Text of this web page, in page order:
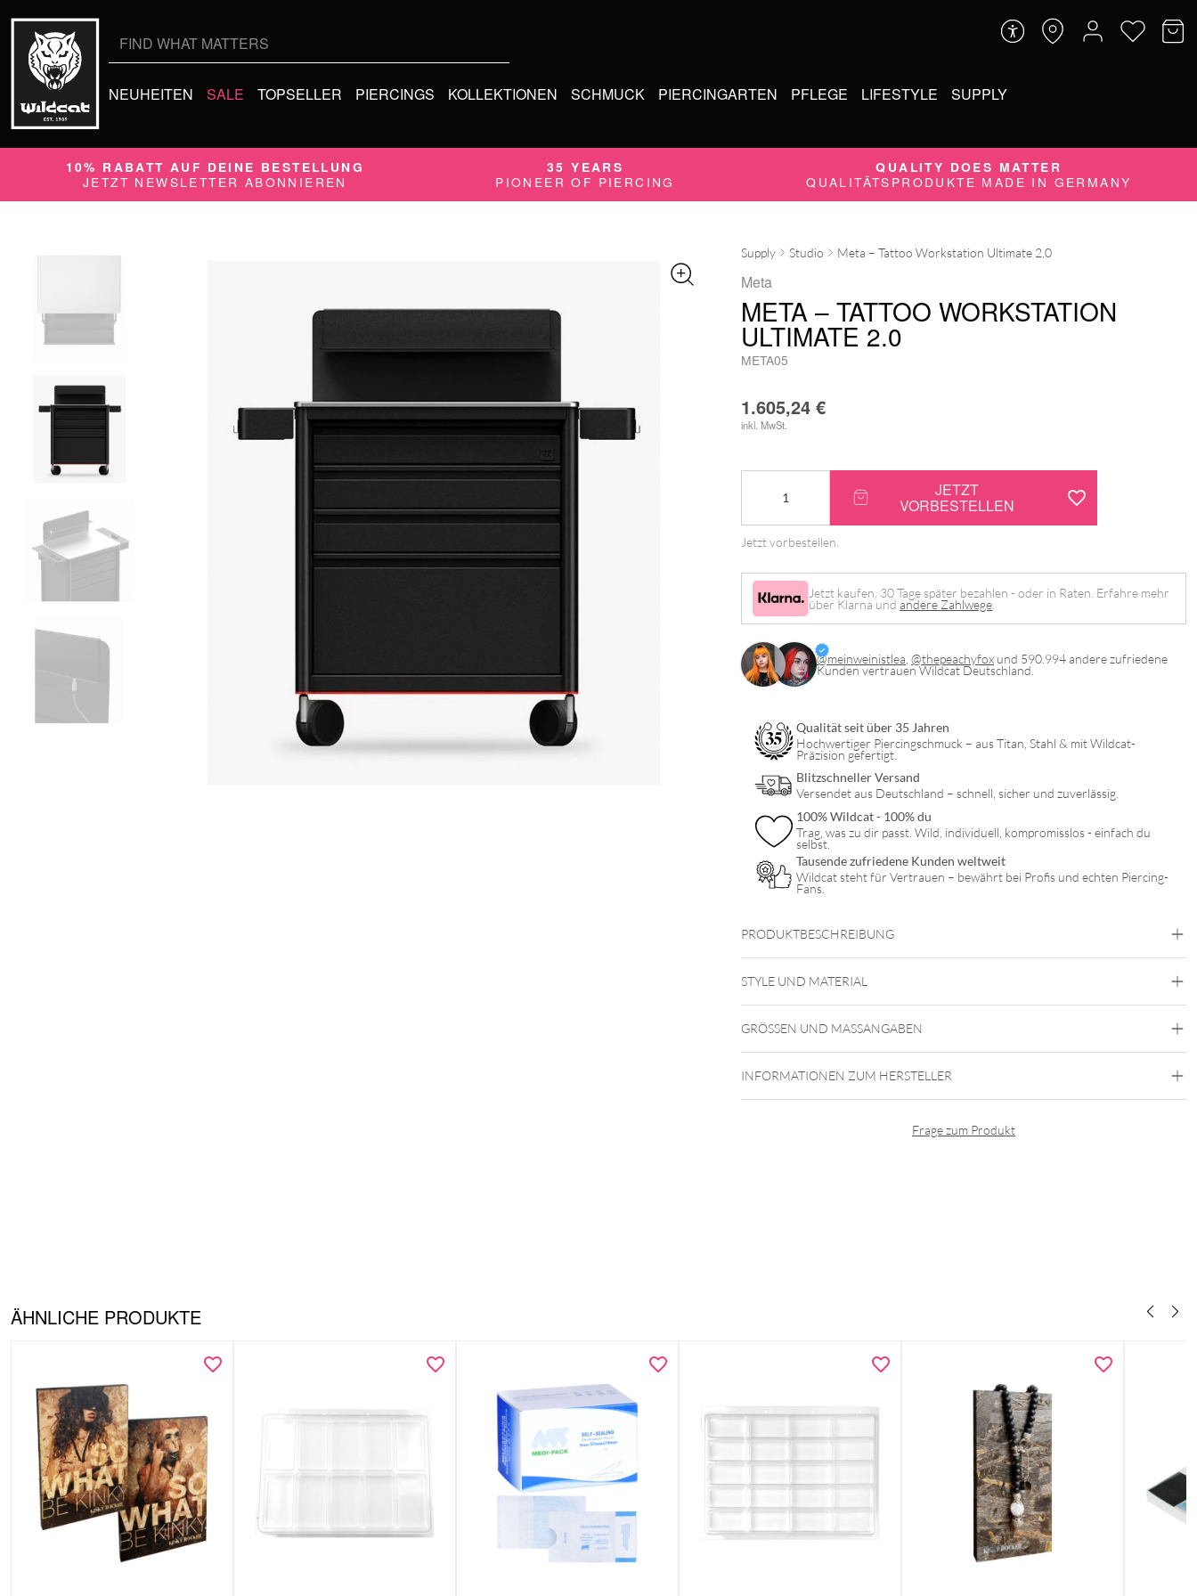
NEUHEITEN SALE TOPSELLER PIERCINGS KOLLEKTIONEN SCHMUCK PIERCINGARTEN PFLEGE LIFESTYLE SUPPLY
10% RABATT AUF DEINE BESTELLUNG
JETZT NEWSLETTER ABONNIEREN
35 YEARS
PIONEER OF PIERCING
QUALITY DOES MATTER
QUALITÄTSPRODUKTE MADE IN GERMANY
Supply Studio Meta – Tattoo Workstation Ultimate 2.0
Meta
META – TATTOO WORKSTATION
ULTIMATE 2.0
META05
1.605,24 €
inkl. MwSt.
Ultimate
JETZT
VORBESTELLEN
Jetzt vorbestellen.
Jetzt kaufen, 30 Tage später bezahlen - oder in Raten. Erfahre mehr
über Klarna undandere Zahlwege
@meinweinistlea @thepeachyfox und 590.994 andere zufriedene
Kunden vertrauen Wildcat Deutschland.
Qualität seit über 35 Jahren
Hochwertiger Piercingschmuck – aus Titan, Stahl & mit Wildcat-
Präzision gefertigt.
Blitzschneller Versand
Versendet aus Deutschland – schnell, sicher und zuverlässig.
100% Wildcat - 100% du
Trag, was zu dir passt. Wild, individuell, kompromisslos - einfach du
selbst.
Tausende zufriedene Kunden weltweit
Wildcat steht für Vertrauen – bewährt bei Profis und echten Piercing-
Fans.
PRODUKTBESCHREIBUNG
Hergestellt in Europa
Kompaktes Volumen und bis zu 50 % mehr Arbeitsraum
Kompaktes Design, das sich perfekt in deinen Arbeitsplatz einfügt
6 Stromquellen, 4 Plug-Ins und 2 USB-Anschlüsse für die Stromversorgung,
Seitenfläche mit 2 Einsätzen
Verriegelungssystem für alle Schubladen
Individuelle Anpassung der Schubladeneinteiler für Zubehör von A bis Z
Big Storage – 33 cm hohe Schublade für große Farbflaschen und anderes
STYLE UND MATERIAL
Meta
Aluminium
GRÖSSEN UND MASSANGABEN
INFORMATIONEN ZUM HERSTELLER
Frage zum Produkt
ÄHNLICHE PRODUKTE